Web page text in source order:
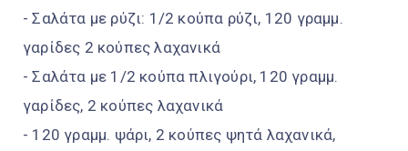
- Σαλάτα με ρύζι: 1/2 κούπα ρύζι, 120 γραμμ.
γαρίδες 2 κούπες λαχανικά
- Σαλάτα με 1/2 κούπα πλιγούρι, 120 γραμμ.
γαρίδες, 2 κούπες λαχανικά
- 120 γραμμ. ψάρι, 2 κούπες ψητά λαχανικά,